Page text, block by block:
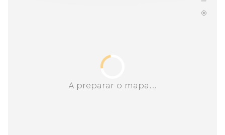
A preparar o mapa...